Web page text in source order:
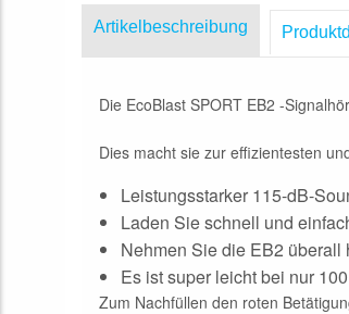
Artikelbeschreibung
Die EcoBlast SPORT EB2 -
Dies macht sie zur effizientesten
Leistungsstarker 115-dB-
Laden Sie schnell und
Nehmen Sie die EB2 überall
Es ist super leicht bei nur
Zum Nachfüllen den roten